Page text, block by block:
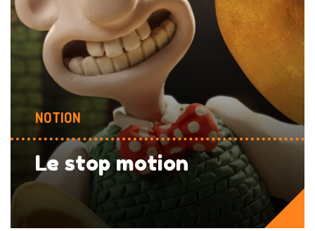
NOTION
Le stop motion